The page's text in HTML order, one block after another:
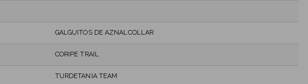
GALGUITOS DE AZNALCOLLAR
CORIPE TRAIL
TURDETANIA TEAM